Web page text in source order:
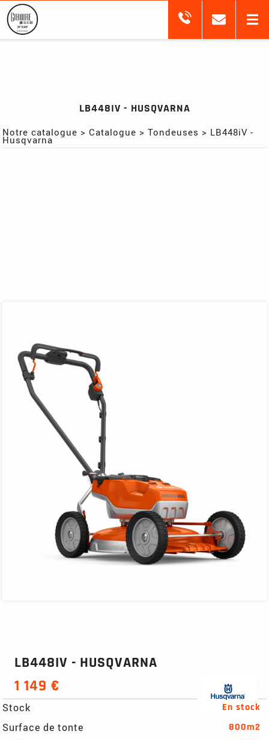
LB448IV - HUSQVARNA
Notre catalogue >Catalogue >Tondeuses > LB448iV -
Husqvarna
LB448IV - HUSQVARNA
1 149 €
Stock
En stock
Surface de tonte
800m2